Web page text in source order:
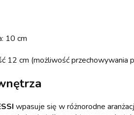
10 cm
12 cm (możliwość
wpasuje się w różnorodne